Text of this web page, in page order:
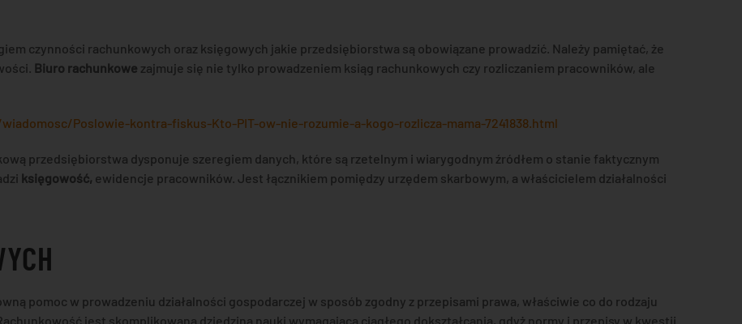
czynności rachunkowych oraz księgowych jakie przedsiębiorstwa są obowiązane prowadzić. Należy pamiętać, że
Biuro rachunkowe zajmuje się nie tylko prowadzeniem ksiąg rachunkowych czy rozliczaniem pracowników, ale
Poslowie-kontra-fiskus-Kto-PIT-ow-nie-rozumie-a-kogo-rozlicza-mama-7241838.html
przedsiębiorstwa dysponuje szeregiem danych, które są rzetelnym i wiarygodnym źródłem o stanie faktycznym
księgowość, ewidencje pracowników. Jest łącznikiem pomiędzy urzędem skarbowym, a właścicielem działalności
pomoc w prowadzeniu działalności gospodarczej w sposób zgodny z przepisami prawa, właściwie co do rodzaju
jest skomplikowaną dziedziną nauki wymagającą ciągłego dokształcania, gdyż normy i przepisy w kwestii